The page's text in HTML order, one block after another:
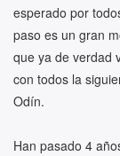
esperado por
paso es un gran
que ya de verdad
con todos la
Odín.
Han pasado 4